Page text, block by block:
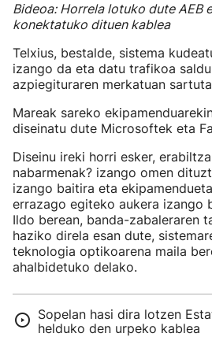
Bideoa: Horrela lotuko dute AEB
konektatuko dituen kablea
Telxius, bestalde, sistema
izango da eta datu trafikoa
azpiegituraren merkatuan
Mareak sareko
diseinatu dute Microsoftek eta
Diseinu ireki horri esker,
nabarmenak? izango omen
izango baitira eta
errazago egiteko aukera izango
Ildo berean, banda-zabaleraren
haziko direla esan dute,
teknologia optikoarena maila
ahalbidetuko delako.
Sopelan hasi dira lotzen
helduko den urpeko kablea